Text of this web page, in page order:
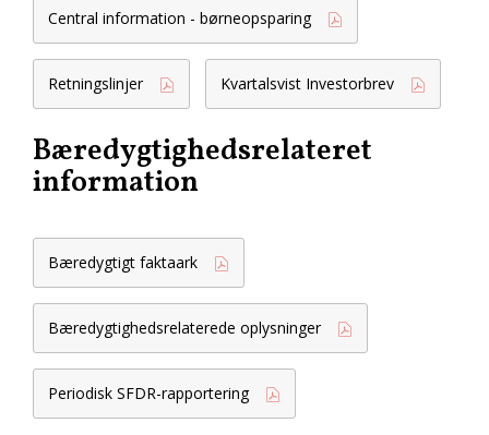
Central information - børneopsparing
Retningslinjer Kvartalsvist Investorbrev
Bæredygtighedsrelateret
information
Bæredygtigt faktaark
Bæredygtighedsrelaterede oplysninger
Periodisk SFDR-rapportering